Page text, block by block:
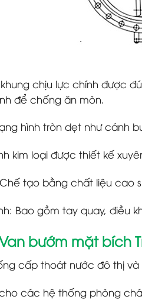
khung chịu lực chính được
để chống ăn mòn.
hình tròn dẹt như cánh
kim loại được thiết kế
tạo bằng chất liệu cao su
Bao gồm tay quay, điều
bướm mặt bích
cấp thoát nước đô thị và
các hệ thống phòng